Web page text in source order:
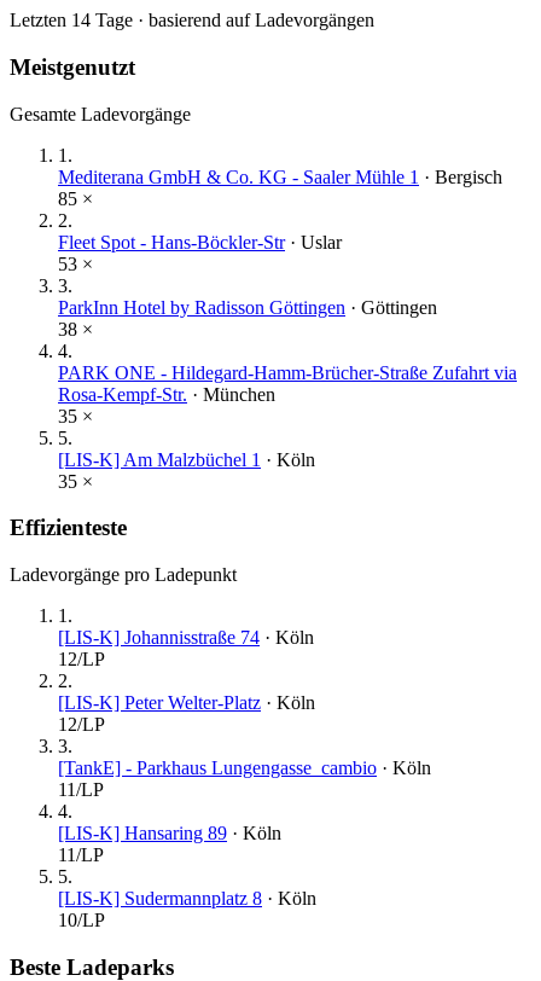
Letzten 14 Tage · basierend auf Ladevorgängen
Meistgenutzt
Gesamte Ladevorgänge
1 .
Mediterana GmbH & Co. KG - Saaler Mühle 1 · Bergisch
85 ×
2.
Fleet Spot - Hans-Böckler-Str· Uslar
53 ×
3.
ParkInn Hotel by Radisson Göttingen · Göttingen
38 ×
4.
PARK ONE - Hildegard-Hamm-Brücher-Straße Zufahrt via
Rosa-Kempf-Str. · München
35 ×
5.
[LIS-K] Am Malzbüchel 1 · Köln
35 ×
Effizienteste
Ladevorgänge pro Ladepunkt
1 .
[LIS-K] Johannisstraße 74 · Köln
12/LP
2.
[LIS-K] Peter Welter-Platz · Köln
12/LP
3.
[TankE] - Parkhaus Lungengasse_cambio · Köln
11/LP
4.
[LIS-K] Hansaring 89 · Köln
11/LP
5.
[LIS-K] Sudermannplatz 8 · Köln
10/LP
Beste Ladeparks